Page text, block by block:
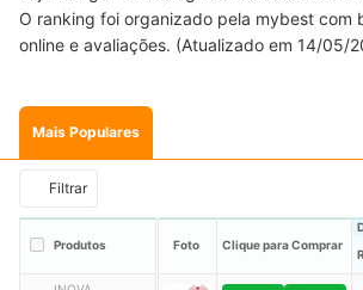
O ranking foi organizado pela mybest com
online e avaliações. (Atualizado em 14/05/
Mais Populares
Filtrar
Produtos Foto Clique para Comprar